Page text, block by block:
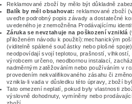
Reklamované zboží by mělo být důkladně
Balík by měl obsahovat: reklamované zboží
uveďte podrobný popis závady a dostatečné
uvedeného je znemožněna Prodávajícímu
Záruka se nevztahuje na poškození vzniklá
přiloženém návodu k použití):mechanickým
(viditelně spálené součástky nebo plošné
neodpovídají svojí teplotou, prašností,
výrobcem určeno, neodbornou instalací,
nadměrným zatěžováním nebo používáním v
provedením nekvalifikovaného zásahu či
vznikla-li vada v důsledku této úpravy, zboží
Tato omezení neplatí, pokud byly vlastnosti
výslovně dohodnuty, vymíněny nebo